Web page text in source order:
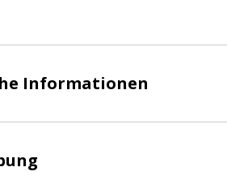
Informationen